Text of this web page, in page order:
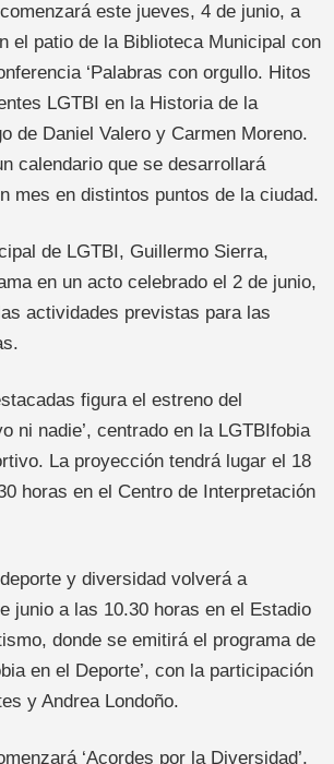
este jueves, 4 de junio, a
el patio de la Biblioteca Municipal con
‘Palabras con orgullo. Hitos
LGTBI en la Historia de la
de Daniel Valero y Carmen Moreno.
calendario que se desarrollará
mes en distintos puntos de la ciudad.
de LGTBI, Guillermo Sierra,
en un acto celebrado el 2 de junio,
actividades previstas para las
figura el estreno del
ni nadie’, centrado en la LGTBIfobia
La proyección tendrá lugar el 18
horas en el Centro de Interpretación
y diversidad volverá a
junio a las 10.30 horas en el Estadio
donde se emitirá el programa de
en el Deporte’, con la participación
y Andrea Londoño.
‘Acordes por la Diversidad’,